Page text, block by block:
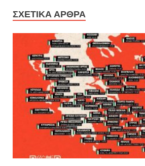
ΣΧΕΤΙΚΆ ΆΡΘΡΑ